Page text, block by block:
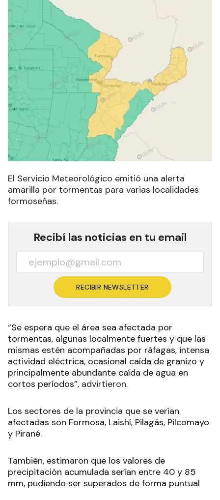
El Servicio Meteorológico emitió una alerta
amarilla por tormentas para varias localidades
formoseñas.
Recibí las noticias en tu email
RECIBIR NEWSLETTER
“Se espera que el área sea afectada por
tormentas, algunas localmente fuertes y que las
mismas estén acompañadas por ráfagas, intensa
actividad eléctrica, ocasional caída de granizo y
principalmente abundante caída de agua en
cortos períodos”, advirtieron.
Los sectores de la provincia que se verían
afectadas son Formosa, Laishí, Pilagás, Pilcomayo
y Pirané.
También, estimaron que los valores de
precipitación acumulada serían entre 40 y 85
mm, pudiendo ser superados de forma puntual